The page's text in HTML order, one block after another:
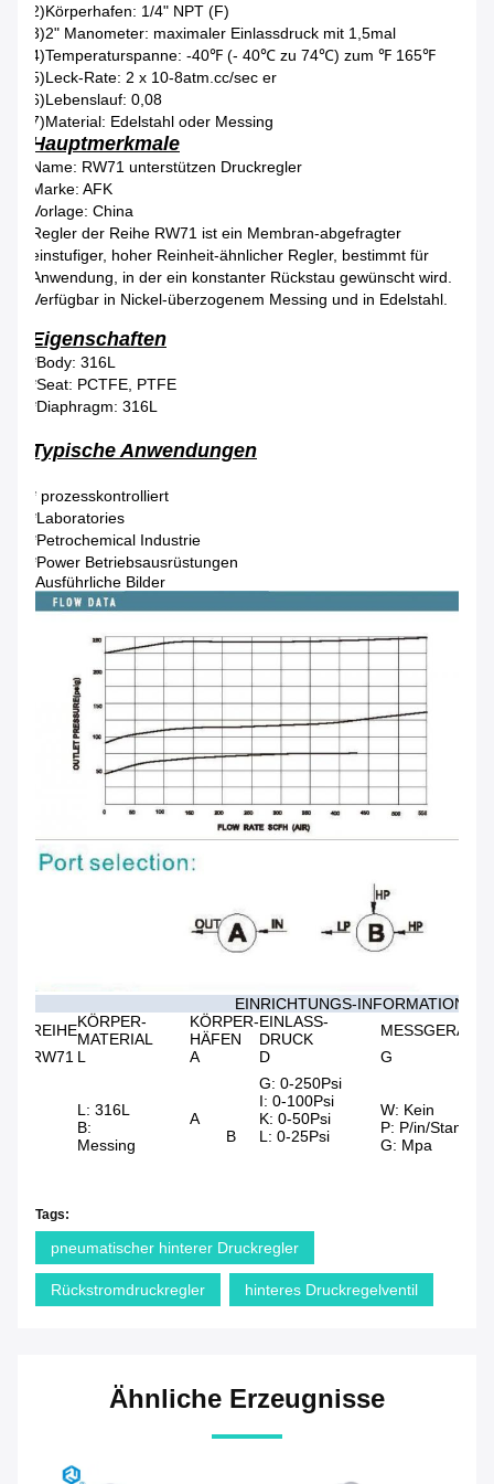
2)Körperhafen: 1/4" NPT (F)
3)2" Manometer: maximaler Einlassdruck mit 1,5mal
4)Temperaturspanne: -40℉ (- 40℃ zu 74℃) zum ℉ 165℉
5)Leck-Rate: 2 x 10-8atm.cc/sec er
6)Lebenslauf: 0,08
7)Material: Edelstahl oder Messing
Hauptmerkmale
Name: RW71 unterstützen Druckregler
Marke: AFK
Vorlage: China
Regler der Reihe RW71 ist ein Membran-abgefragter
einstufiger, hoher Reinheit-ähnlicher Regler, bestimmt für
Anwendung, in der ein konstanter Rückstau gewünscht wird.
Verfügbar in Nickel-überzogenem Messing und in Edelstahl.
Eigenschaften
*Body: 316L
*Seat: PCTFE, PTFE
*Diaphragm: 316L
Typische Anwendungen
* prozesskontrolliert
*Laboratories
*Petrochemical Industrie
*Power Betriebsausrüstungen
Ausführliche Bilder
EINRICHTUNGS-INFORMATIONEN
REIHEKÖRPER-
MATERIAL
KÖRPER-
HÄFEN
EINLASS-
DRUCK
MESSGERÄTE
RW71 L A D G
L: 316L
B:
Messing
A
B
G: 0-250Psi
I: 0-100Psi
K: 0-50Psi
L: 0-25Psi
W: Kein
P: P/in/Stange
G: Mpa
Tags:
pneumatischer hinterer Druckregler
Rückstromdruckregler hinteres Druckregelventil
Ähnliche Erzeugnisse